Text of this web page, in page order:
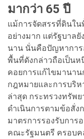
มากว่า 65 ปี
แม้การจัดสรรที่ดินใ
อย่างมาก แต่รัฐบาล
นาน นั่นคือปัญหาการ
พื้นที่ดังกล่าวถือเป็นห
คอยการแก้ไขมานาน
กฎหมายและการบริ
ล่าสุด กระทรวงทรัพ
ดำเนินการตามข้อสั่ง
มาตรการรองรับการ
คณะรัฐมนตรี ครอบค